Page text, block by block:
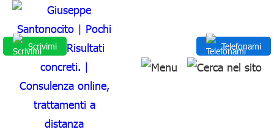
Scrivimi Telefonami